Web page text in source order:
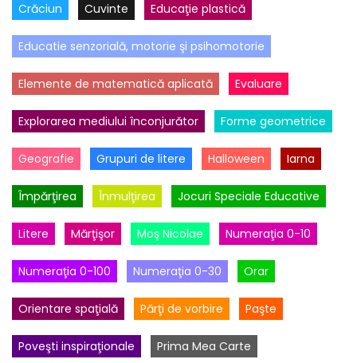
Crăciun Cuvinte Educaţie plastică
Educatie senzorială, motorie şi psihomotorie
Elemente de matematică aplicată Evaluare
Explorarea mediului înconjurător Forme geometrice
Geografie Grupuri de litere Halloween Iarna
Împărţirea Înmulţirea Jocuri Speciale Educative
Litere Mărţişor Moş Nicolae Numeraţia 0-10
Numeraţia 0-100 Numeraţia 0-30 Orar
Orientare spaţială Părţi de vorbire Paşte
Poveşti inspiraţionale Prima Mea Carte